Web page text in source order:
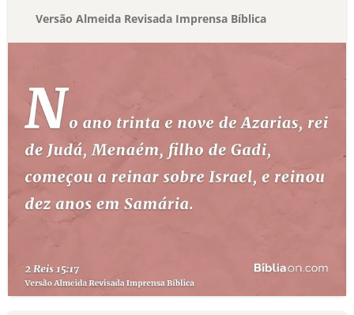
Versão Almeida Revisada Imprensa Bíblica